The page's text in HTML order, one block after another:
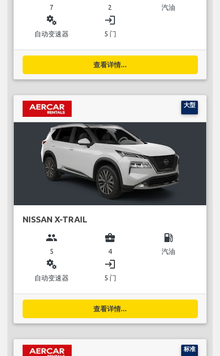
7 2 汽油
miscellaneous_services
自动变速器
login
5 门
查看详情...
大型
NISSAN X-TRAIL
group
5
business_center
4
local_gas_station
汽油
miscellaneous_services
自动变速器
login
5 门
查看详情...
标准